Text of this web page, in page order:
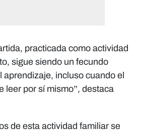
practicada como actividad
sigue siendo un fecundo
aprendizaje, incluso cuando el
leer por sí mismo”, destaca
de esta actividad familiar se